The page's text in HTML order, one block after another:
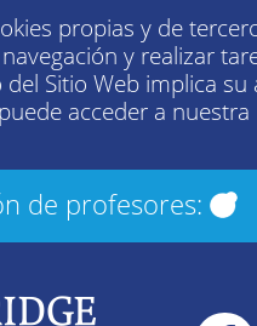
propias y de
y realizar
del Sitio Web implica su
acceder a nuestra
de profesores: